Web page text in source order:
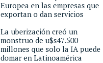
Europea en las empresas que
exportan o dan servicios
La uberización creó un
monstruo de u$s47.500
millones que solo la IA puede
domar en Latinoamérica